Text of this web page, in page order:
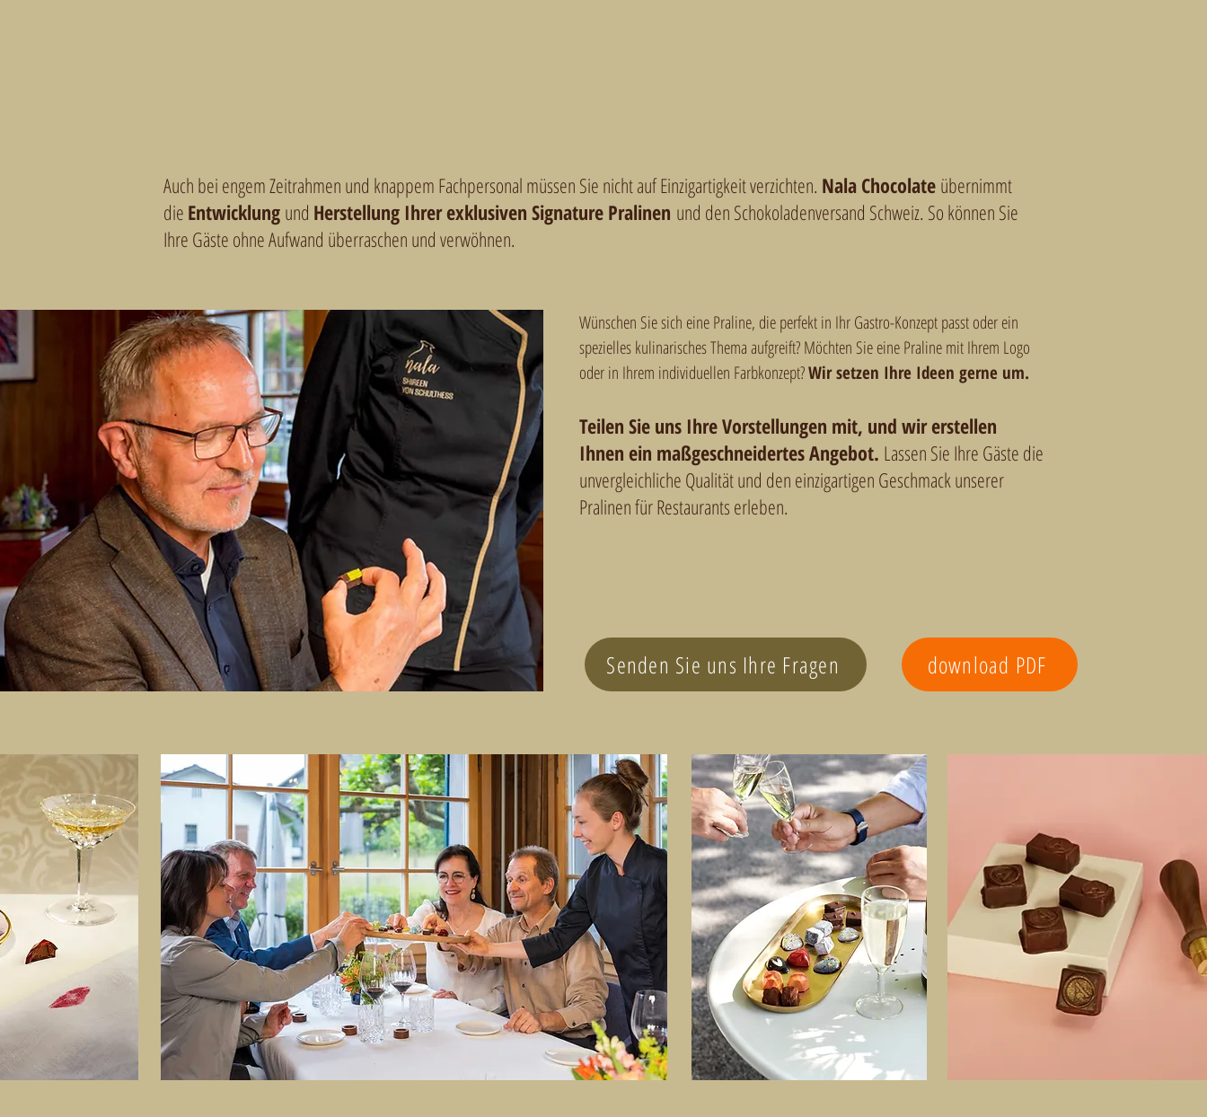
Auch bei engem Zeitrahmen und knappem Fachpersonal müssen Sie nicht auf Einzigartigkeit verzichten. Nala Chocolate übernimmt
die Entwicklung und Herstellung Ihrer exklusiven Signature Pralinen und den Schokoladenversand Schweiz. So können Sie
Ihre Gäste ohne Aufwand überraschen und verwöhnen.
Wünschen Sie sich eine Praline, die perfekt in Ihr Gastro-Konzept passt oder ein
spezielles kulinarisches Thema aufgreift? Möchten Sie eine Praline mit Ihrem Logo
oder in Ihrem individuellen Farbkonzept?Wir setzen Ihre Ideen gerne um.
Teilen Sie uns Ihre Vorstellungen mit, und wir erstellen
Ihnen ein maßgeschneidertes Angebot. Lassen Sie Ihre Gäste die
unvergleichliche Qualität und den einzigartigen Geschmack unserer
Pralinen für Restaurants erleben.
Senden Sie uns Ihre Fragen download PDF